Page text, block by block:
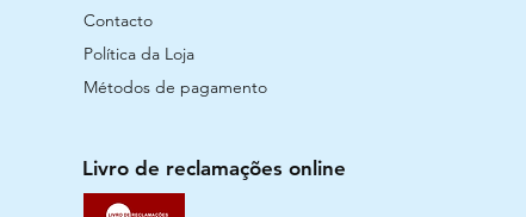
Contacto
Política da Loja
Métodos de pagamento
Livro de reclamações online